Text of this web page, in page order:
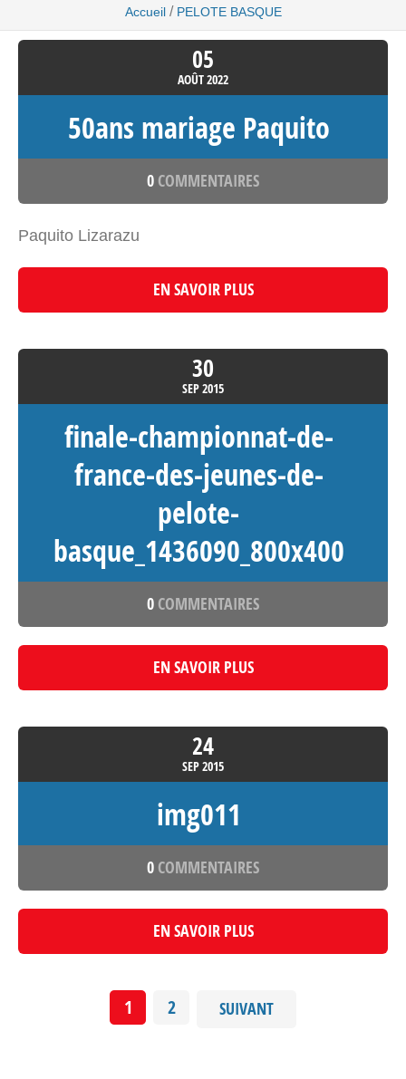
Accueil / PELOTE BASQUE
05
AOÛT2022
50ans mariage Paquito
0 COMMENTAIRES
Paquito Lizarazu
EN SAVOIR PLUS
30
SEP2015
finale-championnat-de-
france-des-jeunes-de-
pelote-
basque_1436090_800x400
0 COMMENTAIRES
EN SAVOIR PLUS
24
SEP2015
img011
0 COMMENTAIRES
EN SAVOIR PLUS
1 2 SUIVANT